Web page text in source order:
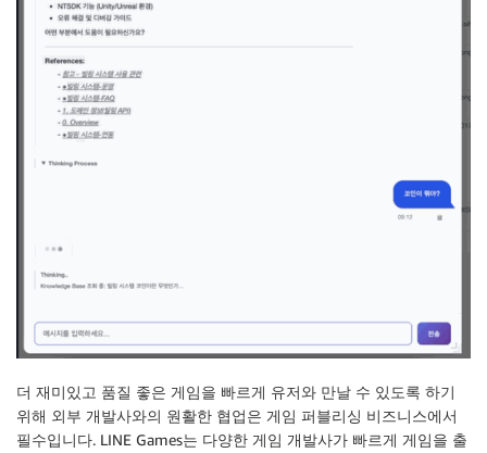
더 재미있고 품질 좋은 게임을 빠르게 유저와 만날 수 있도록 하기
위해 외부 개발사와의 원활한 협업은 게임 퍼블리싱 비즈니스에서
필수입니다. LINE Games는 다양한 게임 개발사가 빠르게 게임을 출